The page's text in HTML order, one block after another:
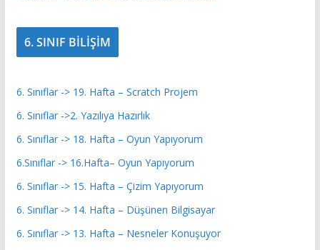
6. SINIF BİLİŞİM
6. Sınıflar -> 19. Hafta – Scratch Projem
6. Sınıflar ->2. Yazılıya Hazırlık
6. Sınıflar -> 18. Hafta – Oyun Yapıyorum
6.Sınıflar -> 16.Hafta– Oyun Yapıyorum
6. Sınıflar -> 15. Hafta – Çizim Yapıyorum
6. Sınıflar -> 14. Hafta – Düşünen Bilgisayar
6. Sınıflar -> 13. Hafta – Nesneler Konuşuyor